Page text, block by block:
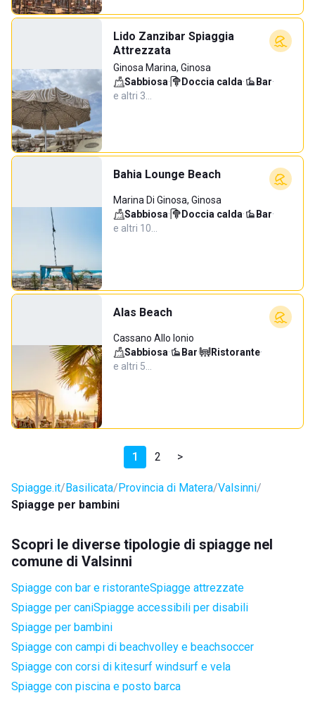
Lido Zanzibar Spiaggia
Attrezzata
Ginosa Marina, Ginosa
Sabbiosa· Doccia calda· Bar·
e altri 3…
Bahia Lounge Beach
Marina Di Ginosa, Ginosa
Sabbiosa· Doccia calda· Bar·
e altri 10…
Alas Beach
Cassano Allo Ionio
Sabbiosa· Bar· Ristorante·
e altri 5…
1 2 >
Spiagge.it Basilicata Provincia di Matera Valsinni
Spiagge per bambini
Scopri le diverse tipologie di spiagge nel
comune di Valsinni
Spiagge con bar e ristoranteSpiagge attrezzate
Spiagge per caniSpiagge accessibili per disabili
Spiagge per bambini
Spiagge con campi di beachvolley e beachsoccer
Spiagge con corsi di kitesurf windsurf e vela
Spiagge con piscina e posto barca